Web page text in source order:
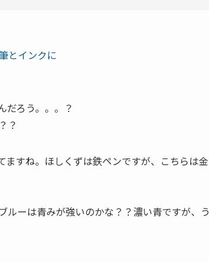
とインクに
だろう。。。？
？
すね。ほしくずは鉄ペンですが、こちらは金
ーは青みが強いのかな？？濃い青ですが、う